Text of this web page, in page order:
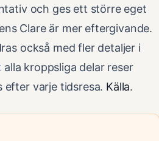
och ges ett större eget
Clare är mer eftergivande.
också med fler detaljer i
kroppsliga delar reser
efter varje tidsresa. Källa.